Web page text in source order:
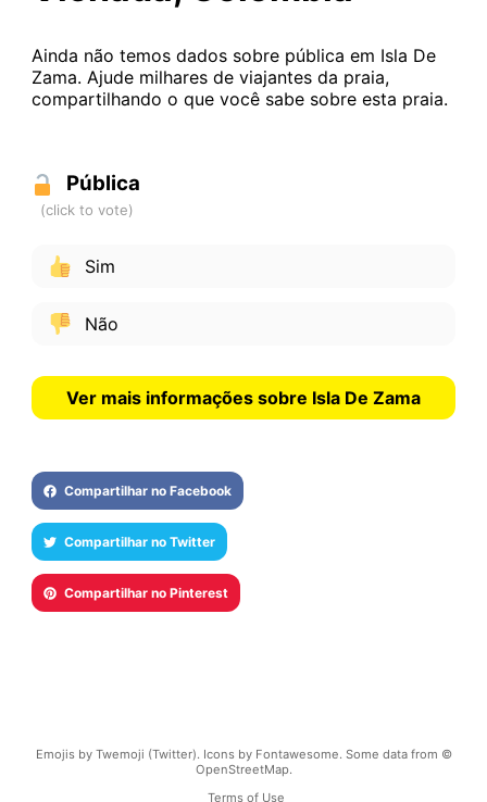
Ainda não temos dados sobre pública em Isla De
Zama. Ajude milhares de viajantes da praia,
compartilhando o que você sabe sobre esta praia.
Pública
Sim
Não
Ver mais informações sobre Isla De Zama
Compartilhar no Facebook
Compartilhar no Twitter
Compartilhar no Pinterest
Emojis by Twemoji (Twitter). Icons by Fontawesome. Some data from ©
OpenStreetMap.
Terms of Use